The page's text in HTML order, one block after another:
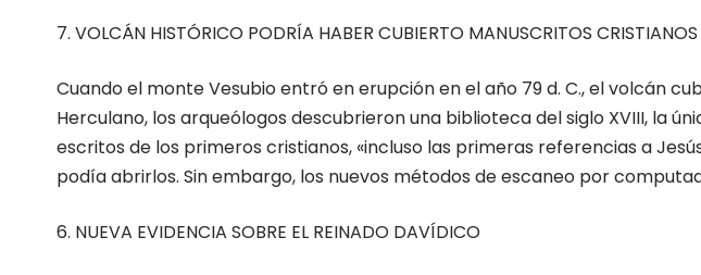
7. VOLCÁN HISTÓRICO PODRÍA HABER CUBIERTO MANUSCRITOS CRISTIANOS
Cuando el monte Vesubio entró en erupción en el año 79 d. C., el volcán
Herculano, los arqueólogos descubrieron una biblioteca del siglo XVIII, la
escritos de los primeros cristianos, «incluso las primeras referencias a
podía abrirlos. Sin embargo, los nuevos métodos de escaneo por
6. NUEVA EVIDENCIA SOBRE EL REINADO DAVÍDICO